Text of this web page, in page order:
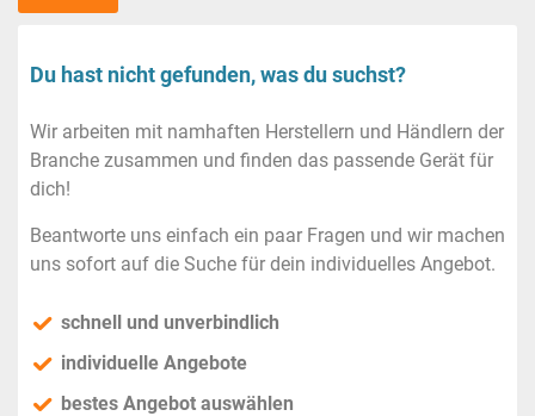
Du hast nicht gefunden, was du suchst?
Wir arbeiten mit namhaften Herstellern und Händlern der
Branche zusammen und finden das passende Gerät für
dich!
Beantworte uns einfach ein paar Fragen und wir machen
uns sofort auf die Suche für dein individuelles Angebot.
schnell und unverbindlich
individuelle Angebote
bestes Angebot auswählen